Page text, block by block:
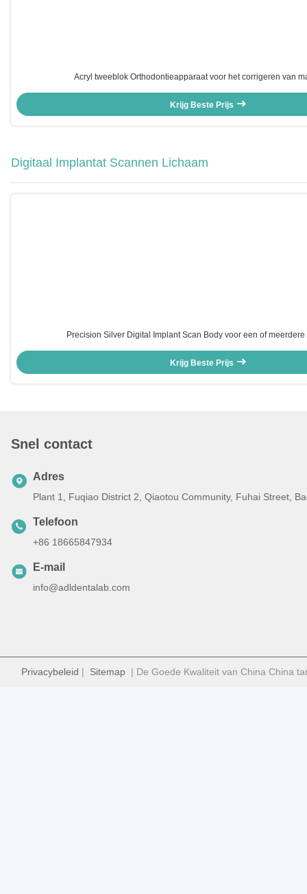
Acryl tweeblok Orthodontieapparaat voor het corrigeren van
Krijg Beste Prijs
Digitaal Implantat Scannen Lichaam
Precision Silver Digital Implant Scan Body voor een of
Krijg Beste Prijs
Snel contact
Adres
Plant 1, Fuqiao District 2, Qiaotou Community, Fuhai Street,
Telefoon
+86 18665847934
E-mail
info@adldentalab.com
Privacybeleid | Sitemap | De Goede Kwaliteit van China China